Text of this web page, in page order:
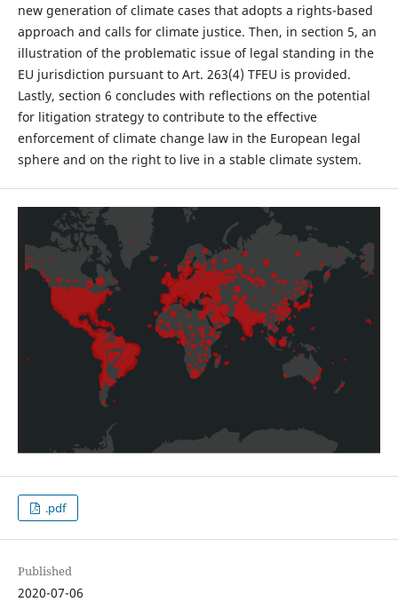
new generation of climate cases that adopts a rights-based
approach and calls for climate justice. Then, in section 5, an
illustration of the problematic issue of legal standing in the
EU jurisdiction pursuant to Art. 263(4) TFEU is provided.
Lastly, section 6 concludes with reflections on the potential
for litigation strategy to contribute to the effective
enforcement of climate change law in the European legal
sphere and on the right to live in a stable climate system.
.pdf
Published
2020-07-06